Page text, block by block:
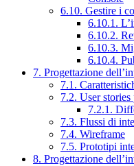
6.10. Gestire i
6.10.1.
6.10.2.
6.10.3.
6.10.4.
7. Progettazione
7.1.
7.2. User
7.2.1.
7.3. Flussi di
7.4. Wireframe
7.5. Prototipi
8. Progettazione